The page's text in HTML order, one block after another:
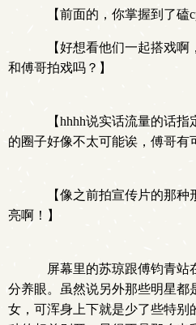
【前面的，你掌握到了磕
【好想看他们一起搭戏啊
和傅哥拍戏吗？】
【hhhh说实话流量的话指
的圈子好像不太可能诶，傅哥有
【像之前拍宣传片的那种
亮啊！】
屏幕里的苏琼跟傅钧青站
分养眼。虽然说另外那些明星都
女，可浑身上下就是少了些特别